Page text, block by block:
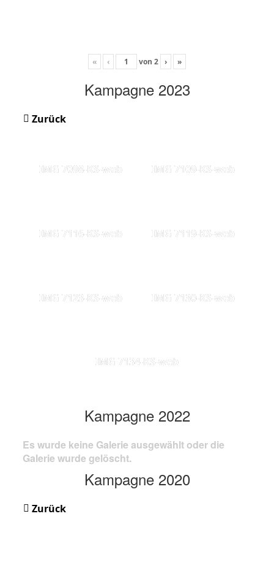
« ‹ von 2 › »
Kampagne 2023
Zurück
IMG 7098-KS-web IMG 7109-KS-web
IMG 7116-KS-web IMG 7119-KS-web
IMG 7123-KS-web IMG 7130-KS-web
IMG 7134-KS-web
Kampagne 2022
Es wurde keine Galerie ausgewählt oder die
Galerie wurde gelöscht.
Kampagne 2020
Zurück